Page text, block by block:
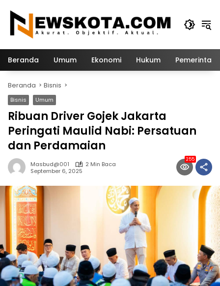
konten
Beranda Umum Ekonomi Hukum
Beranda Bisnis
Bisnis Umum
Ribuan Driver Gojek Jakarta
Peringati Maulid Nabi: Persatuan
dan Perdamaian
Masbud@001
2 Min Baca
September 6, 2025
255